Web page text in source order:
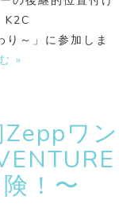
K2C
～」に参加しま
»
ワン
！〜